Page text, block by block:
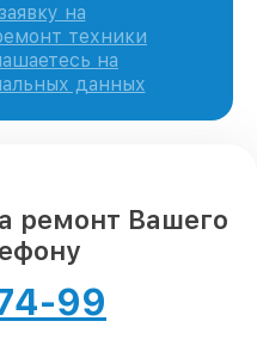
на
техники
на
данных
ремонт Вашего
99